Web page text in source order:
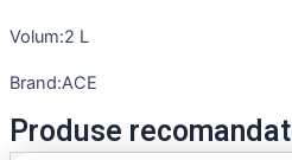
Volum:2 L
Brand:ACE
Produse